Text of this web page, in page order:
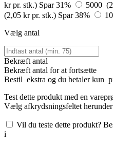
kr pr. stk.) Spar 31% 5000
(2,05 kr pr. stk.) Spar 38%
Vælg antal
Bekræft antal
Bekræft antal for at fortsætte
Bestil ekstra og du betaler kun
Test dette produkt med en
Vælg afkrydsningsfeltet
Vil du teste dette produkt?
i